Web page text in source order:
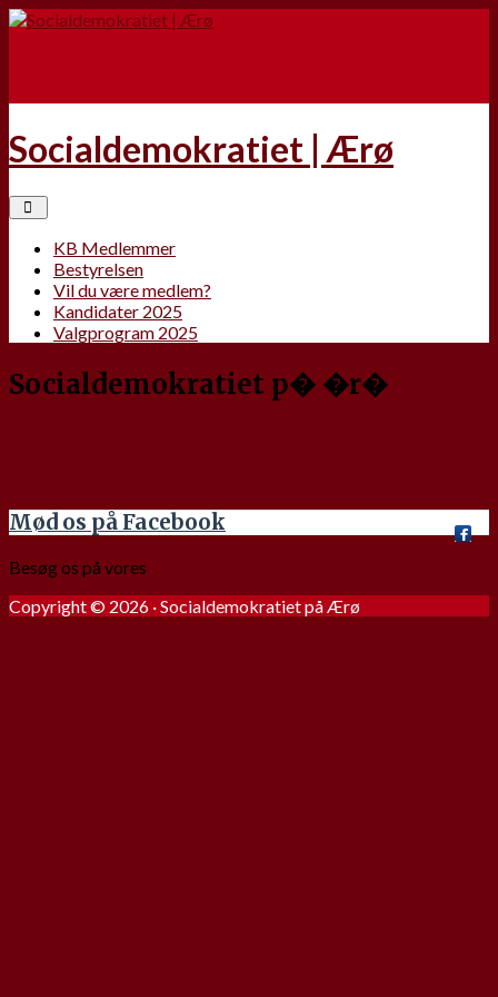
Socialdemokratiet | Ærø
KB Medlemmer
Bestyrelsen
Vil du være medlem?
Kandidater 2025
Valgprogram 2025
Socialdemokratiet p� �r�
Mød os på Facebook
Besøg os på vores
Copyright © 2026 · Socialdemokratiet på Ærø